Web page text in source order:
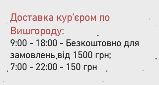
Доставка кур'єром по
Вишгороду:
9:00 - 18:00 - Безкоштовно для
замовлень від 1500 грн;
7:00 - 22:00 - 150 грн